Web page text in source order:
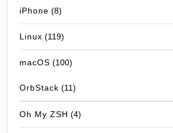
iPhone (8)
Linux (119)
macOS (100)
OrbStack (11)
Oh My ZSH (4)